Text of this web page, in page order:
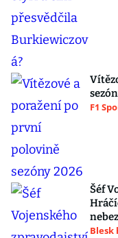
F1
Šéf
Blesk